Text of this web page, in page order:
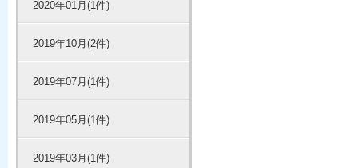
2020年01月(1件)
2019年10月(2件)
2019年07月(1件)
2019年05月(1件)
2019年03月(1件)